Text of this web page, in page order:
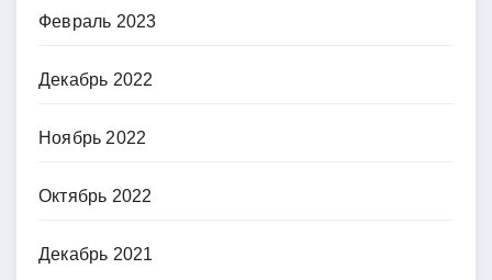
Февраль 2023
Декабрь 2022
Ноябрь 2022
Октябрь 2022
Декабрь 2021